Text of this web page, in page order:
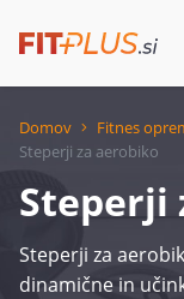
Domov Fitnes
Steperji za aerobiko
Steperji
Steperji za
dinamične in